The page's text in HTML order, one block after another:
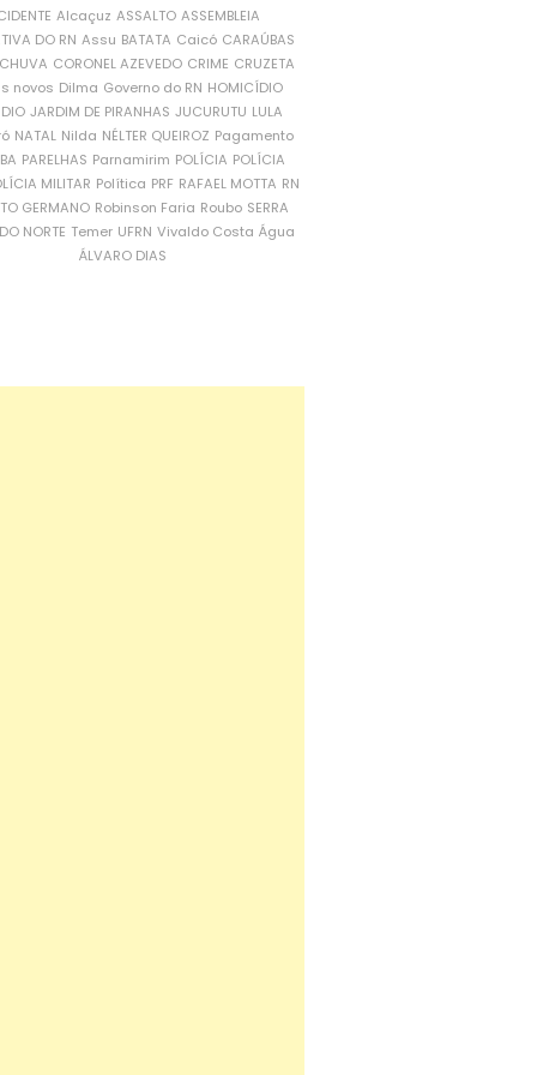
Alcaçuz ASSALTO ASSEMBLEIA
DO RN Assu BATATA Caicó CARAÚBAS
CORONEL AZEVEDO CRIME CRUZETA
novos Dilma Governo do RN HOMICÍDIO
JARDIM DE PIRANHAS JUCURUTU LULA
NATAL Nilda NÉLTER QUEIROZ Pagamento
PARELHAS Parnamirim POLÍCIA POLÍCIA
MILITAR Política PRF RAFAEL MOTTA RN
GERMANO Robinson Faria Roubo SERRA
NORTE Temer UFRN Vivaldo Costa Água
ÁLVARO DIAS